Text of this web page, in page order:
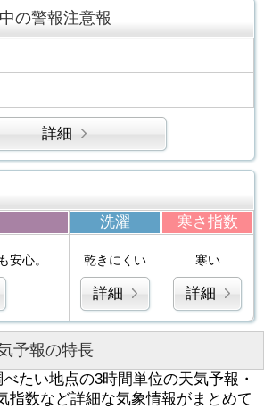
の警報注意報
詳細
洗濯 寒さ指数
安心。 乾きにくい
詳細
寒い
詳細
予報の特長
たい地点の3時間単位の天気予報・
指数など詳細な気象情報がまとめて